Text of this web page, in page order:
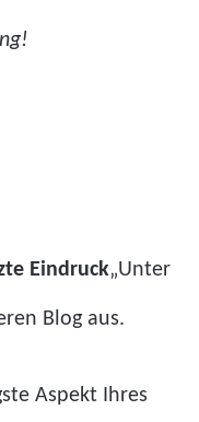
Eindruck„Unter
Blog aus.
Aspekt Ihres